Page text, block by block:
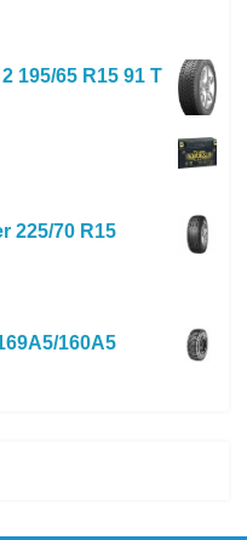
195/65 R15 91 T
225/70 R15
160A5